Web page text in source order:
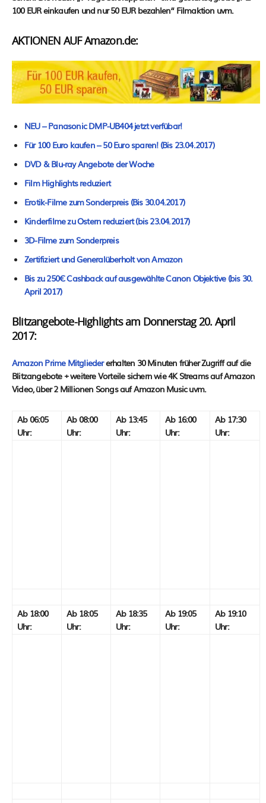
100 EUR einkaufen und nur 50 EUR bezahlen“ Filmaktion uvm.
AKTIONEN AUF Amazon.de:
NEU – Panasonic DMP-UB404 jetzt verfübar!
Für 100 Euro kaufen – 50 Euro sparen! (Bis 23.04.2017)
DVD & Blu-ray Angebote der Woche
Film Highlights reduziert
Ero­tik-Fil­me zum Son­der­preis (Bis 30.04.2017)
Kin­der­fil­me zu Ostern redu­ziert (bis 23.04.2017)
3D-Filme zum Sonderpreis
Zertifiziert und Generalüberholt von Amazon
Bis zu 250€ Cash­back auf aus­ge­wähl­te Canon Objek­ti­ve (bis 30.
April 2017)
Blitzangebote-Highlights am Donnerstag 20. April
2017:
Ama­zon Pri­me Mit­glie­dererhal­ten 30 Minu­ten frü­her Zugriff auf die
Blitz­an­ge­bo­te + wei­te­re Vor­tei­le sichern wie 4K Streams auf Ama­zon
Video, über 2 Mil­lio­nen Songs auf Ama­zon Music uvm.
Ab 06:05
Uhr:
Ab 08:00
Uhr:
Ab 13:45
Uhr:
Ab 16:00
Uhr:
Ab 17:30
Uhr:
Ab 18:00
Uhr:
Ab 18:05
Uhr:
Ab 18:35
Uhr:
Ab 19:05
Uhr:
Ab 19:10
Uhr: